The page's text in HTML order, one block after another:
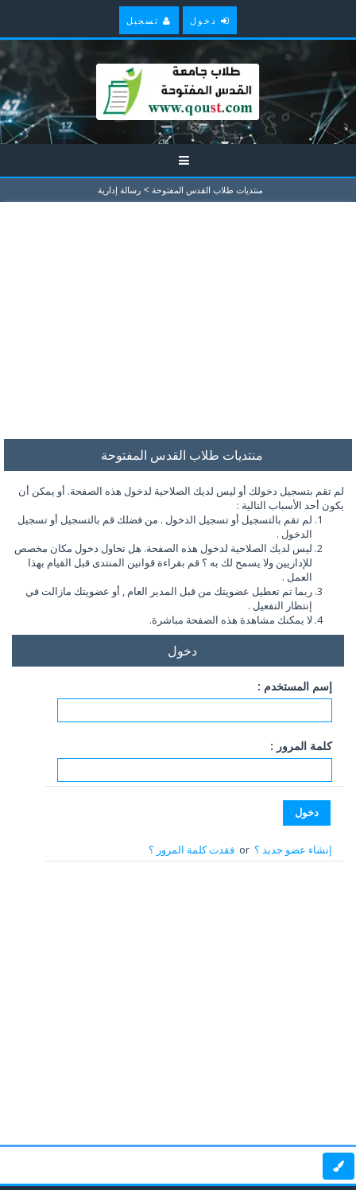
دخول تسجيل
منتديات طلاب القدس المفتوحة > رسالة إدارية
منتديات طلاب القدس المفتوحة
لم تقم بتسجيل دخولك أو ليس لديك الصلاحية لدخول هذه الصفحة. أو يمكن أن
يكون أحد الأسباب التالية :
لم تقم بالتسجيل أو تسجيل الدخول . من فضلك قم بالتسجيل أو تسجيل
الدخول .
ليس لديك الصلاحية لدخول هذه الصفحة. هل تحاول دخول مكان مخصص
للإداريين ولا يسمح لك به ؟ قم بقراءة قوانين المنتدى قبل القيام بهذا
العمل .
ربما تم تعطيل عضويتك من قبل المدير العام , أو عضويتك مازالت في
إنتظار التفعيل .
لا يمكنك مشاهدة هذه الصفحة مباشرة.
دخول
إسم المستخدم :
كلمة المرور :
إنشاء عضو جديد ؟or فقدت كلمة المرور ؟